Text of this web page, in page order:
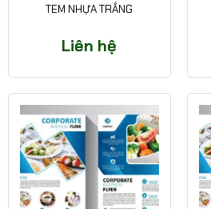
TEM NHỰA TRẮNG
Liên hệ